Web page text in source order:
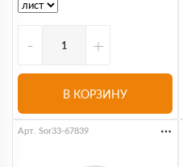
- +
В КОРЗИНУ
Арт. Sor33-67839